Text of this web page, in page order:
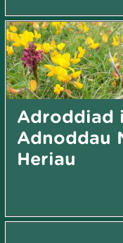
Adroddiad
Adnoddau
Heriau